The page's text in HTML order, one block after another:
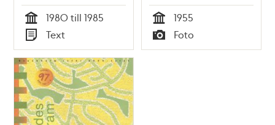
Tid
1980 till 1985
Typ
Text Tid
1955
Typ
Foto